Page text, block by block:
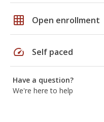
grid_on Open enrollment
speed Self paced
Have a question?
We're here to help